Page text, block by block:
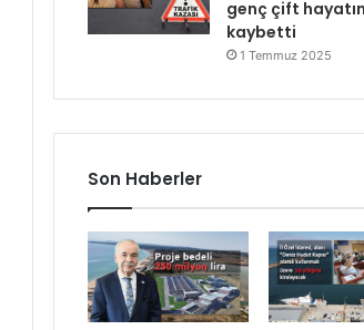
genç çift
kaybetti
1 Temmuz 2025
Son Haberler